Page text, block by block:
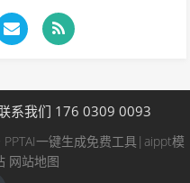
系我们 176 0309 0093
PPTAI一键生成免费工具|aippt模
网站地图